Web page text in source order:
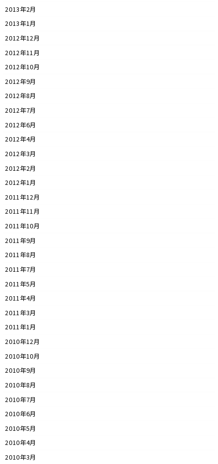
2013年2月
2013年1月
2012年12月
2012年11月
2012年10月
2012年9月
2012年8月
2012年7月
2012年6月
2012年4月
2012年3月
2012年2月
2012年1月
2011年12月
2011年11月
2011年10月
2011年9月
2011年8月
2011年7月
2011年5月
2011年4月
2011年3月
2011年1月
2010年12月
2010年10月
2010年9月
2010年8月
2010年7月
2010年6月
2010年5月
2010年4月
2010年3月